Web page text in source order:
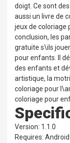
doigt. Ce sont
aussi un livre de
jeux de coloriage
conclusion, les
gratuite s\ils
pour enfants. Il
des enfants et
artistique, la
coloriage pour
coloriage pour
Version: 1.1.0
Requires: Android